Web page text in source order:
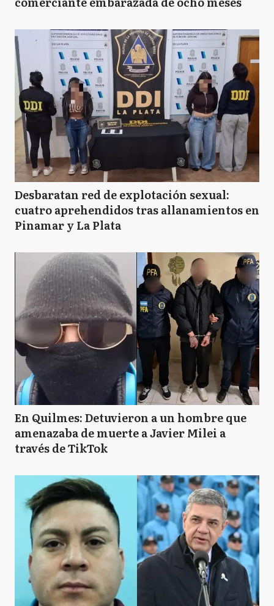
Desbaratan red de explotación sexual:
cuatro aprehendidos tras allanamientos en
Pinamar y La Plata
En Quilmes: Detuvieron a un hombre que
amenazaba de muerte a Javier Milei a
través de TikTok